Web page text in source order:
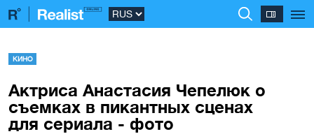
КИНО
Актриса Анастасия Чепелюк о
съемках в пикантных сценах
для сериала - фото